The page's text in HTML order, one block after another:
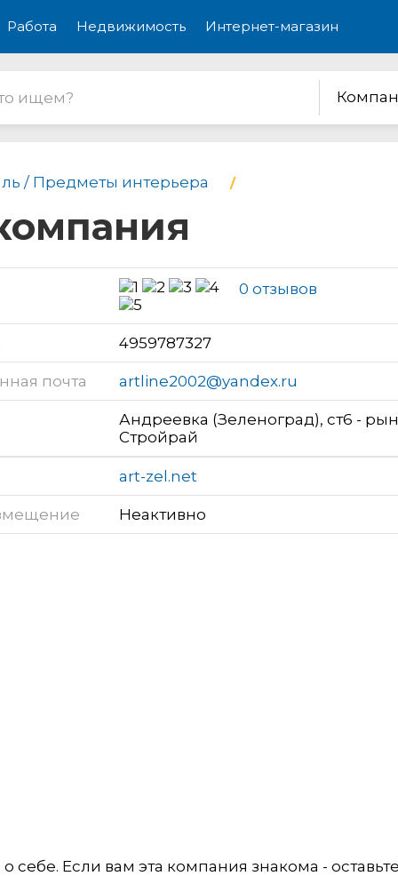
Работа Недвижимость Интернет-магазин
/ Предметы интерьера
0 отзывов
4959787327
почта artline2002@yandex.ru
Андреевка (Зеленоград), ст6 -
Стройрай
art-zel.net
Неактивно
Если вам эта компания знакома -